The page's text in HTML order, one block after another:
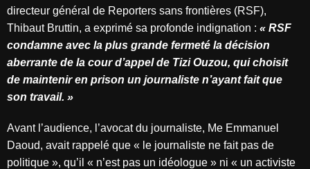
directeur général de Reporters sans frontières (RSF),
Thibaut Bruttin, a exprimé sa profonde indignation : « RSF
condamne avec la plus grande fermeté la décision
aberrante de la cour d’appel de Tizi Ouzou, qui choisit
de maintenir en prison un journaliste n’ayant fait que
son travail. »
Avant l’audience, l’avocat du journaliste, Me Emmanuel
Daoud, avait rappelé que « le journaliste ne fait pas de
politique », qu’il « n’est pas un idéologue » ni « un activiste